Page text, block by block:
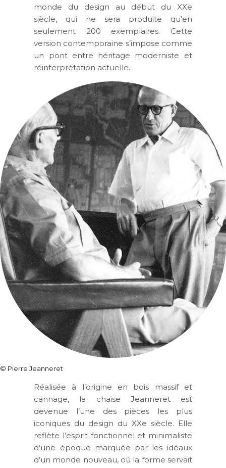
monde du design au début du XXe
siècle, qui ne sera produite qu’en
seulement 200 exemplaires. Cette
version contemporaine s’impose comme
un pont entre héritage moderniste et
réinterprétation actuelle.
© Pierre Jeanneret
Réalisée à l’origine en bois massif et
cannage, la chaise Jeanneret est
devenue l’une des pièces les plus
iconiques du design du XXe siècle. Elle
reflète l’esprit fonctionnel et minimaliste
d’une époque marquée par les idéaux
d’un monde nouveau, où la forme servait